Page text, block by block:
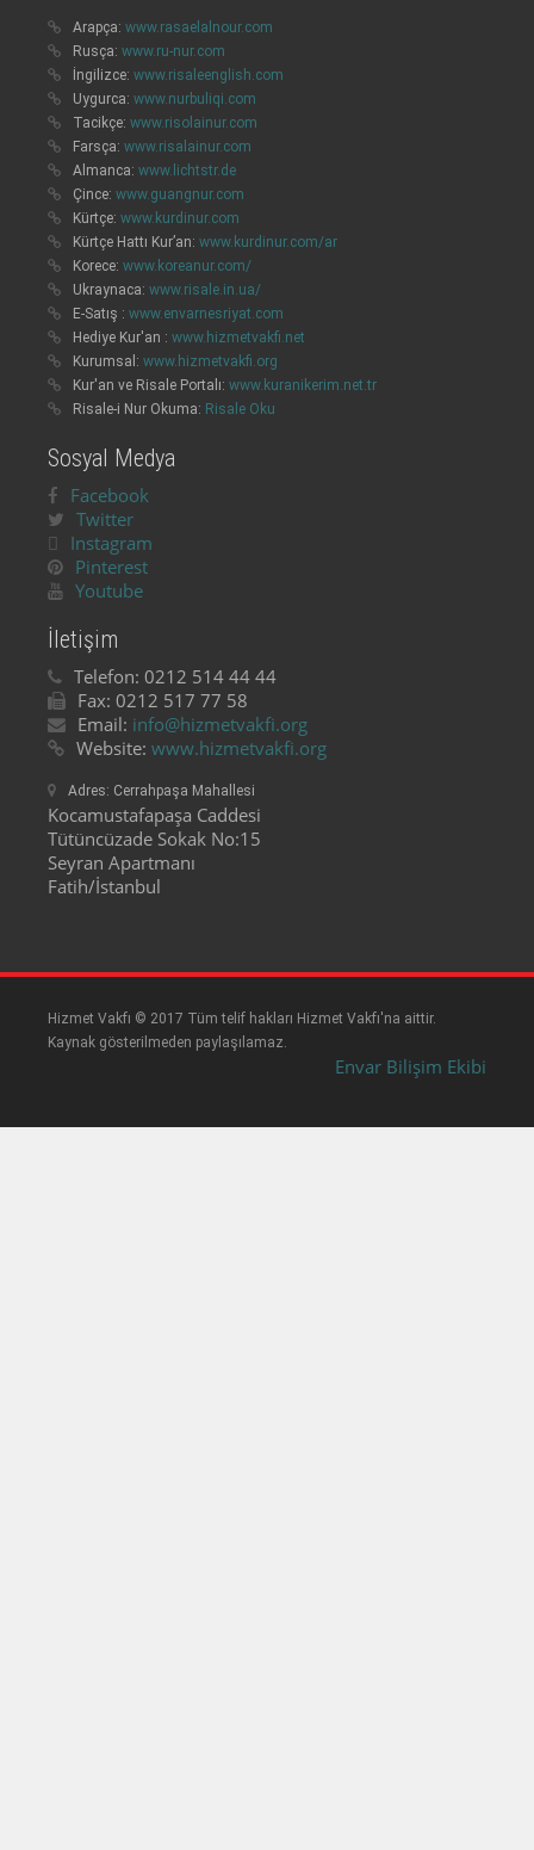
Arapça: www.rasaelalnour.com
Rusça: www.ru-nur.com
İngilizce: www.risaleenglish.com
Uygurca: www.nurbuliqi.com
Tacikçe: www.risolainur.com
Farsça: www.risalainur.com
Almanca: www.lichtstr.de
Çince: www.guangnur.com
Kürtçe: www.kurdinur.com
Kürtçe Hattı Kur’an: www.kurdinur.com/ar
Korece: www.koreanur.com/
Ukraynaca: www.risale.in.ua/
E-Satış : www.envarnesriyat.com
Hediye Kur'an : www.hizmetvakfi.net
Kurumsal: www.hizmetvakfi.org
Kur'an ve Risale Portalı: www.kuranikerim.net.tr
Risale-i Nur Okuma: Risale Oku
Sosyal Medya
Facebook
Twitter
Instagram
Pinterest
Youtube
İletişim
Telefon: 0212 514 44 44
Fax: 0212 517 77 58
Email: info@hizmetvakfi.org
Website: www.hizmetvakfi.org
Adres: Cerrahpaşa Mahallesi
Kocamustafapaşa Caddesi
Tütüncüzade Sokak No:15
Seyran Apartmanı
Fatih/İstanbul
Hizmet Vakfı © 2017 Tüm telif hakları Hizmet Vakfı'na aittir.
Kaynak gösterilmeden paylaşılamaz.
Envar Bilişim Ekibi